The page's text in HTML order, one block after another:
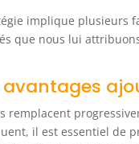
implique plusieurs
que nous lui
avantages
remplacent
il est essentiel de